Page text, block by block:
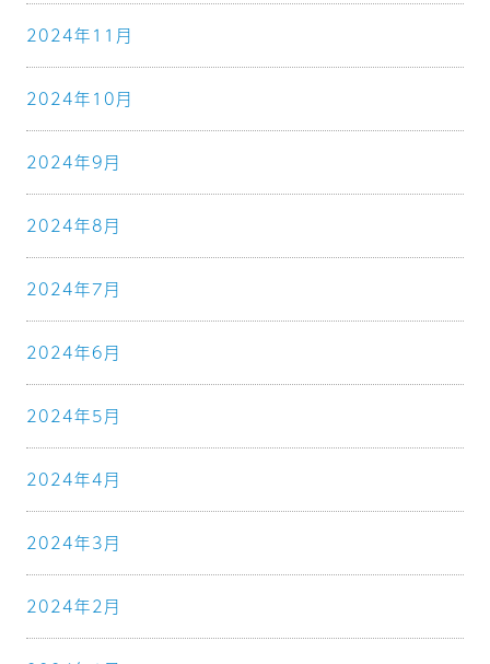
2024年11月
2024年10月
2024年9月
2024年8月
2024年7月
2024年6月
2024年5月
2024年4月
2024年3月
2024年2月